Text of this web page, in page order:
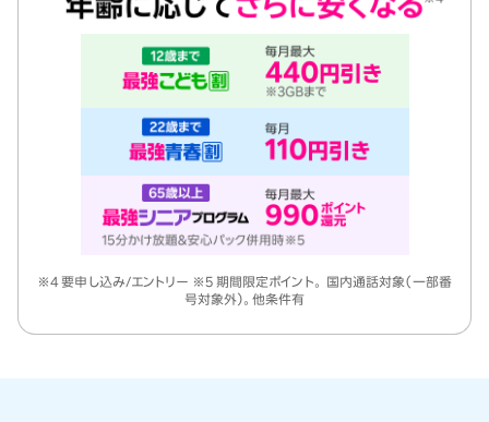
※4 要申し込み/エントリー ※5 期間限定ポイント。 国内通話対象（一部番
号対象外）。他条件有